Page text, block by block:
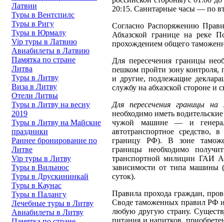
Латвии
Туры в Вентспилс
Туры в Ригу
Туры в Юрмалу
Vip туры в Латвию
Авиабилеты в Латвию
Памятка по стране
Литва
Туры в Литву
Виза в Литву
Отели Литвы
Туры в Литву на весну
2019
Туры в Литву на Майские
праздники
Раннее бронирование по
Литве
Vip туры в Литву
Туры в Вильнюс
Туры в Друскининкай
Туры в Каунас
Туры в Палангу
Лечебные туры в Литву
Авиабилеты в Литву
20:15. Санитарные часы — по
Согласно Распоряжению
Абхазской границе на реке
прохождением общего
Для пересечения границы
пешком пройти зону контроля,
и другие, подлежащие
службу на абхазской стороне и
Для пересечения границы
необходимо иметь
чужой машине — и
автотранспортное средство,
границу РФ). В зоне
границы необходимо
транспортной милиции ГАИ
зависимости от типа машины
суток).
Правила прохода граждан,
Своде таможенных правил РФ
любую другую страну.